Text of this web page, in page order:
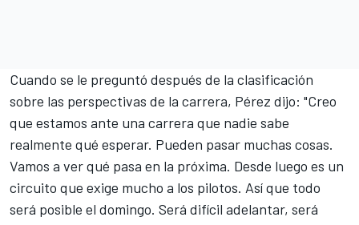
Cuando se le preguntó después de la clasificación
sobre las perspectivas de la carrera, Pérez dijo: "Creo
que estamos ante una carrera que nadie sabe
realmente qué esperar. Pueden pasar muchas cosas.
Vamos a ver qué pasa en la próxima. Desde luego es un
circuito que exige mucho a los pilotos. Así que todo
será posible el domingo. Será difícil adelantar, será